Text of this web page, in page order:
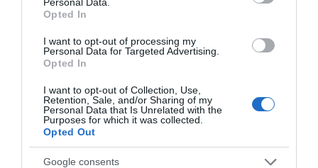
Opted In
I want to opt-out of processing my
Personal Data for Targeted Advertising.
Opted In
I want to opt-out of Collection, Use,
Retention, Sale, and/or Sharing of my
Personal Data that Is Unrelated with the
Purposes for which it was collected.
Opted Out
Google consents
Πώς θα πληρωθούν όσοι
δουλέψουν στις 15 Αυγούστου
07.08.2026 | 12:30
Τροχαίο με αυτοκίνητο μεγάλου
δήμου στην Εύβοια
07.08.2026 | 12:15
Όλες οι τελευταίες ειδήσεις
ΠΕΡΙΣΣΟΤΕΡΑ ΑΠΟ ΚΟΙΝΩΝΙΑ